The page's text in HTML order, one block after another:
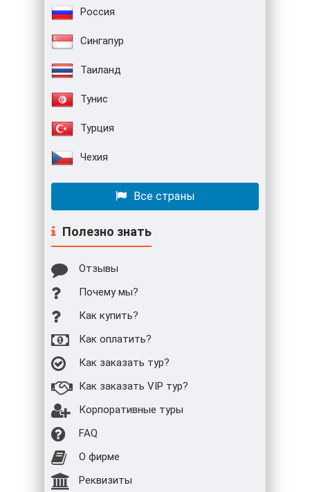
Россия
Сингапур
Таиланд
Тунис
Турция
Чехия
Все страны
Полезно знать
Отзывы
Почему мы?
Как купить?
Как оплатить?
Как заказать тур?
Как заказать VIP тур?
Корпоративные туры
FAQ
О фирме
Реквизиты